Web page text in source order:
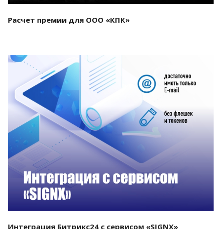
Расчет премии для ООО «КПК»
Смотреть проект
Интеграция Битрикс24 с сервисом «SIGNX»